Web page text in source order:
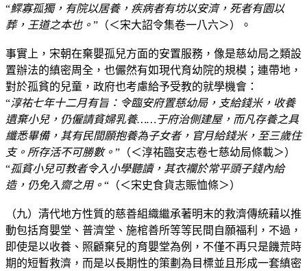
“鰥寡孤獨，有院以居養，疾病者有坊以安濟，死者有園以
葬，王道之本也。 ”（＜宋大詔令集卷一八六＞）。
事實上，宋朝在棄嬰孤兒方面的安置服務，像是慈幼局之類設
置辦法的縝密周全，也儼然有如現代育幼院的規模；連帶地，
對於孤貧的兒童，政府也考慮給予受教的就學機會：
“淳祐七年十二月有旨：令臨安府置慈幼局，支給錢米，收養
遺棄小兒，仍僱請貧婦乳養……于府治側建屋，而凡存養之具
纖悉畢備，其有民間願抱養為子女者，官月給錢米，至三歲住
支。所存活不可勝數。 ”（＜淳祐臨安志卷七慈幼局條載＞）
“孤貧小兒可教者令入小學聽讀，其衣襴於常平頭子錢內給
造，仍免入齋之用。 “（＜宋史食貨志賑恤條＞）
（九）清代地方性質的慈善組織繼承著明末的救濟傳統藉以推
動包括育嬰堂、普濟堂、施棺善所等等民間自願福利，不過，
即使是以收養、照顧棄兒的育嬰堂為例，不僅不再只是饑荒時
期的短暫救濟，而是以長期性的策劃為目標並且形成一套縝密